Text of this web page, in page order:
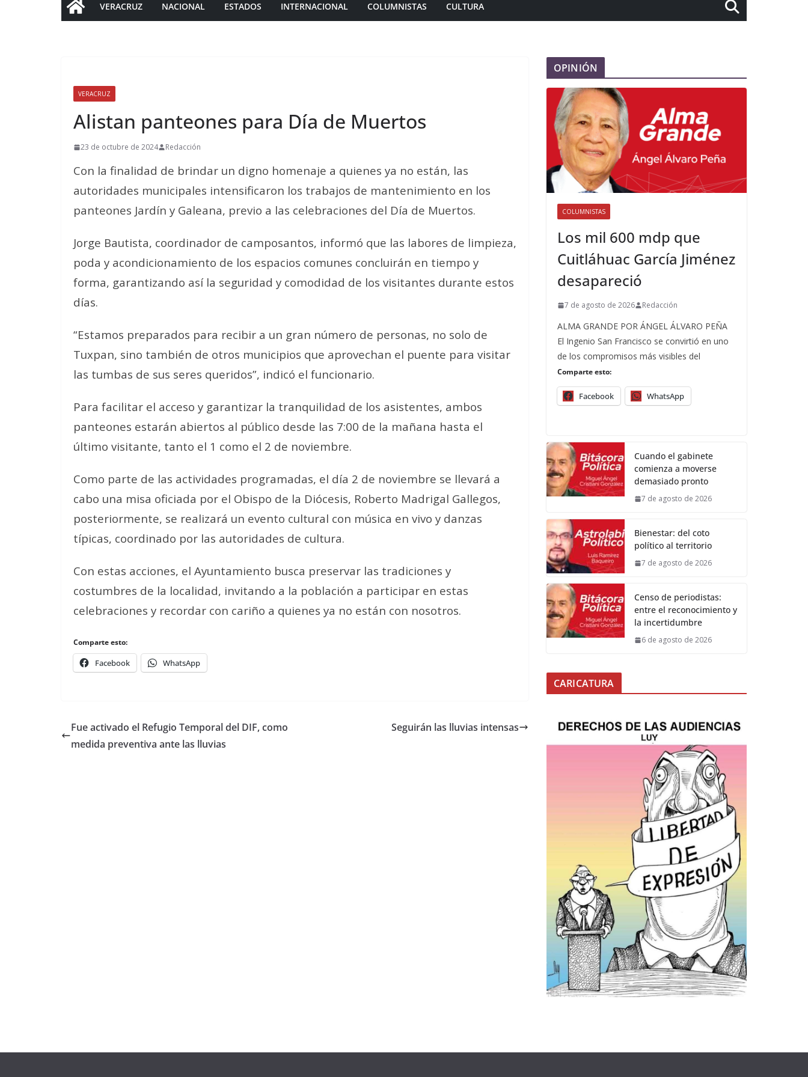
VERACRUZ NACIONAL ESTADOS INTERNACIONAL COLUMNISTAS CULTURA
VERACRUZ
Alistan panteones para Día de Muertos
23 de octubre de 2024 Redacción
Con la finalidad de brindar un digno homenaje a quienes ya no están, las
autoridades municipales intensificaron los trabajos de mantenimiento en los
panteones Jardín y Galeana, previo a las celebraciones del Día de Muertos.
Jorge Bautista, coordinador de camposantos, informó que las labores de limpieza,
poda y acondicionamiento de los espacios comunes concluirán en tiempo y
forma, garantizando así la seguridad y comodidad de los visitantes durante estos
días.
“Estamos preparados para recibir a un gran número de personas, no solo de
Tuxpan, sino también de otros municipios que aprovechan el puente para visitar
las tumbas de sus seres queridos”, indicó el funcionario.
Para facilitar el acceso y garantizar la tranquilidad de los asistentes, ambos
panteones estarán abiertos al público desde las 7:00 de la mañana hasta el
último visitante, tanto el 1 como el 2 de noviembre.
Como parte de las actividades programadas, el día 2 de noviembre se llevará a
cabo una misa oficiada por el Obispo de la Diócesis, Roberto Madrigal Gallegos,
posteriormente, se realizará un evento cultural con música en vivo y danzas
típicas, coordinado por las autoridades de cultura.
Con estas acciones, el Ayuntamiento busca preservar las tradiciones y
costumbres de la localidad, invitando a la población a participar en estas
celebraciones y recordar con cariño a quienes ya no están con nosotros.
Comparte esto:
Facebook WhatsApp
Fue activado el Refugio Temporal del DIF, como
medida preventiva ante las lluvias
Seguirán las lluvias intensas
OPINIÓN
COLUMNISTAS
Los mil 600 mdp que
Cuitláhuac García Jiménez
desapareció
7 de agosto de 2026 Redacción
ALMA GRANDE POR ÁNGEL ÁLVARO PEÑA
El Ingenio San Francisco se convirtió en uno
de los compromisos más visibles del
Comparte esto:
Facebook WhatsApp
Cuando el gabinete
comienza a moverse
demasiado pronto
7 de agosto de 2026
Bienestar: del coto
político al territorio
7 de agosto de 2026
Censo de periodistas:
entre el reconocimiento y
la incertidumbre
6 de agosto de 2026
CARICATURA